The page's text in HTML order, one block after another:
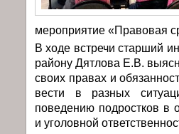
мероприятие «Правовая
В ходе встречи старший
району Дятлова Е.В.
своих правах и
вести в разных
поведению подростков в
и уголовной